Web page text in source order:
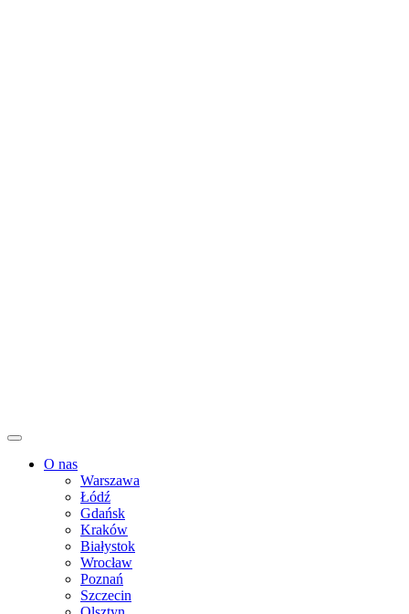
O nas
Warszawa
Łódź
Gdańsk
Kraków
Białystok
Wrocław
Poznań
Szczecin